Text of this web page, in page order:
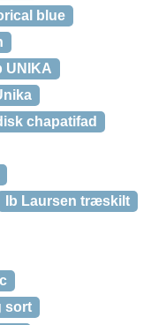
blue
UNIKA
chapatifad
Ib Laursen træskilt
sort